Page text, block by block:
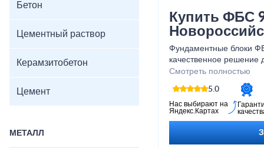
Бетон
Цементный раствор
Керамзитобетон
Цемент
МЕТАЛЛ
Купить ФБС
Фундаментные блоки
качественное решение
фундамента.
удобной форме, они
быструю и
подходят для
коммерческих зданий.
Смотреть полностью
5.0
Нас выбирают на
Яндекс.Картах